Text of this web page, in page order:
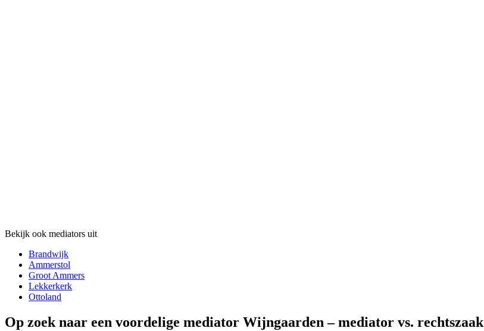
Bekijk ook mediators uit
Brandwijk
Ammerstol
Groot Ammers
Lekkerkerk
Ottoland
Op zoek naar een voordelige mediator Wijngaarden – mediator vs. rechtszaak